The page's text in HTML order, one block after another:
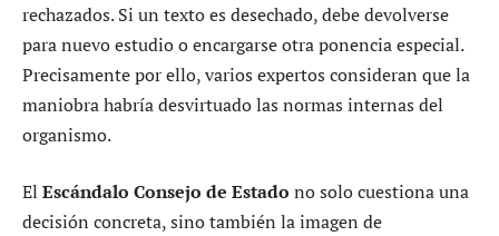
rechazados. Si un texto es desechado, debe devolverse
para nuevo estudio o encargarse otra ponencia especial.
Precisamente por ello, varios expertos consideran que la
maniobra habría desvirtuado las normas internas del
organismo.
El Escándalo Consejo de Estado no solo cuestiona una
decisión concreta, sino también la imagen de